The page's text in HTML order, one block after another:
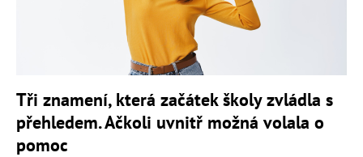
Tři znamení, která začátek školy zvládla s
přehledem. Ačkoli uvnitř možná volala o
pomoc